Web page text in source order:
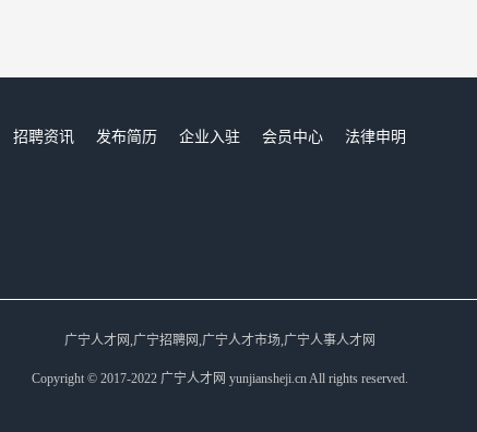
招聘资讯 发布简历 企业入驻 会员中心
法律申明
广宁人才网,广宁招聘网,广宁人才市场,广宁人事人才网
Copyright © 2017-2022 广宁人才网 yunjiansheji.cn All rights reserved.